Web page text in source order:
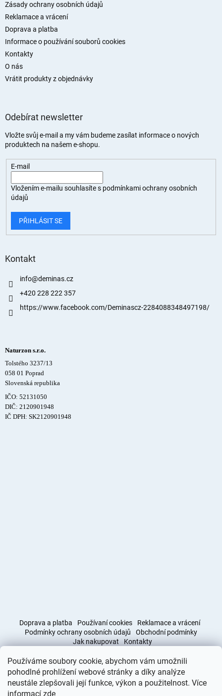
Používáme soubory cookie, abychom vám umožnili
pohodlné prohlížení webové stránky a díky analýze
neustále zlepšovali její funkce, výkon a použitelnost. Více
informací zde
Zásady ochrany osobních údajů
Reklamace a vrácení
Doprava a platba
Informace o používání souborů cookies
Kontakty
O nás
Vrátit produkty z objednávky
Odebírat newsletter
Vložte svůj e-mail a my vám budeme zasílat informace o nových
produktech na našem e-shopu.
E-mail
Vložením e-mailu souhlasíte s podmínkami ochrany osobních
údajů
PŘIHLÁSIT SE
Kontakt
info@deminas.cz
+420 228 222 357
https://www.facebook.com/Deminascz-2284088348497198/
Naturzon s.r.o.
Tolstého 3237/13
058 01 Poprad
Slovenská republika
IČO: 52131050
DIČ: 2120901948
IČ DPH: SK2120901948
Doprava a platba Používaní cookies
Reklamace a vrácení
Podmínky ochrany osobních údajů
Obchodní podmínky
Jak nakupovat
Kontakty
Obchodní podmínky Doprava a platba